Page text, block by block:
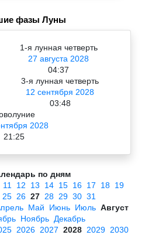
фазы Луны
1-я лунная четверть
27 августа 2028
04:37
3-я лунная четверть
12 сентября 2028
03:48
2028
21:25
по дням
11 12 13 14 15 16 17 18 19
25 26 27 28 29 30 31
Май Июнь Июль Август
Ноябрь Декабрь
2026 2027 2028 2029 2030